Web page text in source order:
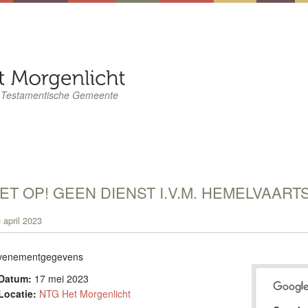
Gemeente
OP! GEEN DIENST I.V.M.
april 2023
17 mei 2023
NTG Het Morgenlicht